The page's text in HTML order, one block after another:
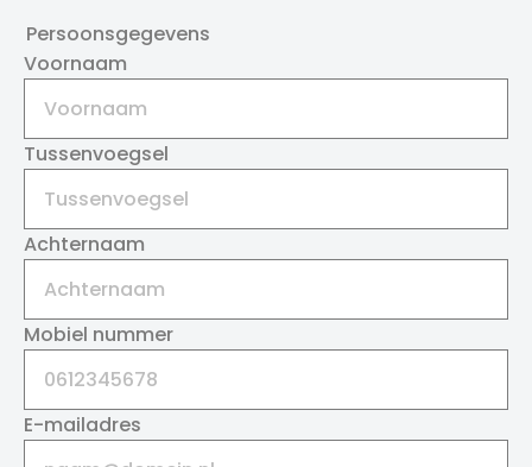
Persoonsgegevens
Voornaam
Tussenvoegsel
Achternaam
Mobiel nummer
E-mailadres